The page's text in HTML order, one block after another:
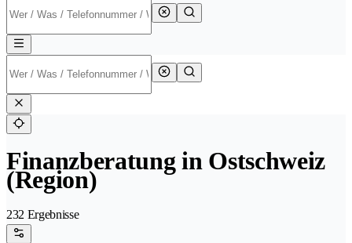
Finanzberatung in Ostschweiz
(Region)
232 Ergebnisse